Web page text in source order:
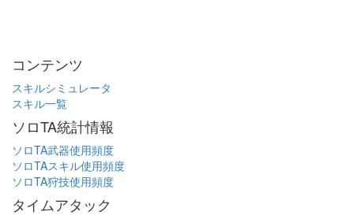
コンテンツ
スキルシミュレータ
スキル一覧
ソロTA統計情報
ソロTA武器使用頻度
ソロTAスキル使用頻度
ソロTA狩技使用頻度
タイムアタック